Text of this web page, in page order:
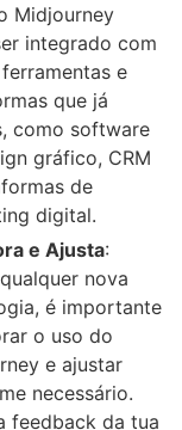
Midjourney
integrado com
e
que já
como software
gráfico, CRM
de
digital.
e Ajusta:
nova
é importante
o uso do
e ajustar
necessário.
feedback da tua